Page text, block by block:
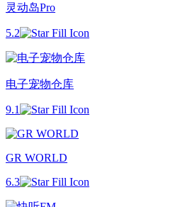
灵动岛Pro
5.2
电子宠物仓库
9.1
GR WORLD
6.3